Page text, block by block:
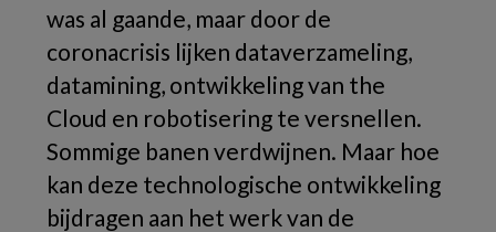
was al gaande, maar door de
coronacrisis lijken dataverzameling,
datamining, ontwikkeling van the
Cloud en robotisering te versnellen.
Sommige banen verdwijnen. Maar hoe
kan deze technologische ontwikkeling
bijdragen aan het werk van de